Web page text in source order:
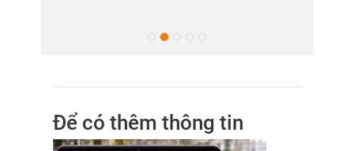
Để có thêm thông tin